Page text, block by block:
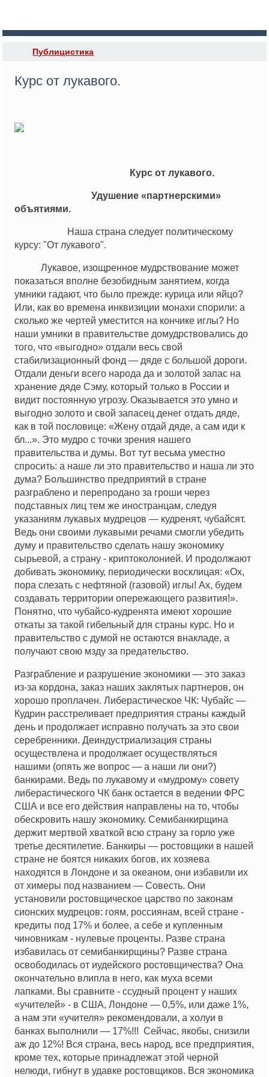
Публицистика
Курс от лукавого.
Курс от лукавого.
Удушение «партнерскими»
объятиями.
Наша страна следует политическому
курсу: "От лукавого".
Лукавое, изощренное мудрствование может
показаться вполне безобидным занятием, когда
умники гадают, что было прежде: курица или яйцо?
Или, как во времена инквизиции монахи спорили: а
сколько же чертей уместится на кончике иглы? Но
наши умники в правительстве домудрствовались до
того, что «выгодно» отдали весь свой
стабилизационный фонд — дяде с большой дороги.
Отдали деньги всего народа да и золотой запас на
хранение дяде Сэму, который только в России и
видит постоянную угрозу. Оказывается это умно и
выгодно золото и свой запасец денег отдать дяде,
как в той пословице: «Жену отдай дяде, а сам иди к
бл...». Это мудро с точки зрения нашего
правительства и думы. Вот тут весьма уместно
спросить: а наше ли это правительство и наша ли это
дума? Большинство предприятий в стране
разграблено и перепродано за гроши через
подставных лиц тем же иностранцам, следуя
указаниям лукавых мудрецов — кудренят, чубайсят.
Ведь они своими лукавыми речами смогли убедить
думу и правительство сделать нашу экономику
сырьевой, а страну - криптоколонией. И продолжают
добивать экономику, периодически восклицая: «Ох,
пора слезать с нефтяной (газовой) иглы! Ах, будем
создавать территории опережающего развития!».
Понятно, что чубайсо-кудренята имеют хорошие
откаты за такой гибельный для страны курс. Но и
правительство с думой не остаются внакладе, а
получают свою мзду за предательство.
Разграбление и разрушение экономики — это заказ
из-за кордона, заказ наших заклятых партнеров, он
хорошо проплачен. Либерастическое ЧК: Чубайс —
Кудрин расстреливает предприятия страны каждый
день и продолжает исправно получать за это свои
серебренники. Деиндустриализация страны
осуществлена и продолжает осуществляться
нашими (опять же вопрос — а наши ли они?)
банкирами. Ведь по лукавому и «мудрому» совету
либерастического ЧК банк остается в ведении ФРС
США и все его действия направлены на то, чтобы
обескровить нашу экономику. Семибанкирщина
держит мертвой хваткой всю страну за горло уже
третье десятилетие. Банкиры — ростовщики в нашей
стране не боятся никаких богов, их хозяева
находятся в Лондоне и за океаном, они избавили их
от химеры под названием — Совесть. Они
установили ростовщическое царство по законам
сионских мудрецов: гоям, россиянам, всей стране -
кредиты под 17% и более, а себе и купленным
чиновникам - нулевые проценты. Разве страна
избавилась от семибанкирщины? Разве страна
освободилась от иудейского ростовщичества? Она
окончательно влипла в него, как муха всеми
лапками. Вы сравните - ссудный процент у наших
«учителей» - в США, Лондоне — 0,5%, или даже 1%,
а нам эти «учителя» рекомендовали, а холуи в
банках выполнили — 17%!!! Сейчас, якобы, снизили
аж до 12%! Вся страна, весь народ, все предприятия,
кроме тех, которые принадлежат этой черной
нелюди, гибнут в удавке ростовщиков. Вся экономика